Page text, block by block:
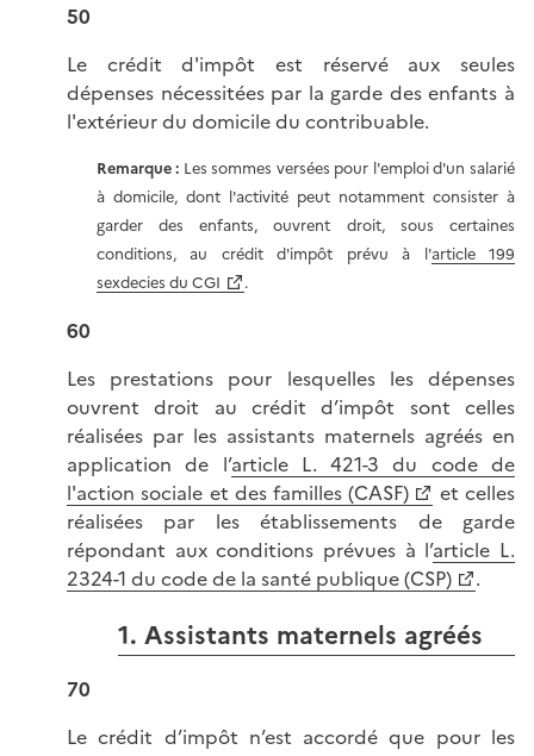
50
Le crédit d'impôt est réservé aux seules
dépenses nécessitées par la garde des enfants à
l'extérieur du domicile du contribuable.
Remarque : Les sommes versées pour l'emploi d'un salarié
à domicile, dont l'activité peut notamment consister à
garder des enfants, ouvrent droit, sous certaines
conditions, au crédit d'impôt prévu à l'article 199
sexdecies du CGI
.
60
Les prestations pour lesquelles les dépenses
ouvrent droit au crédit d’impôt sont celles
réalisées par les assistants maternels agréés en
application de l’article L. 421-3 du code de
l'action sociale et des familles (CASF)
et celles
réalisées par les établissements de garde
répondant aux conditions prévues à l’article L.
2324-1 du code de la santé publique (CSP)
.
1. Assistants maternels agréés
70
Le crédit d’impôt n’est accordé que pour les